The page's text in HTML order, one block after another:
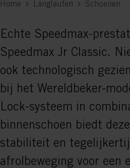
Home Langlaufen Schoenen
Echte Speedmax-
Speedmax Jr Classic.
ook technologisch
bij het Wereldbeker-
Lock-systeem in
binnenschoen biedt
stabiliteit en
afrolbeweging voor een